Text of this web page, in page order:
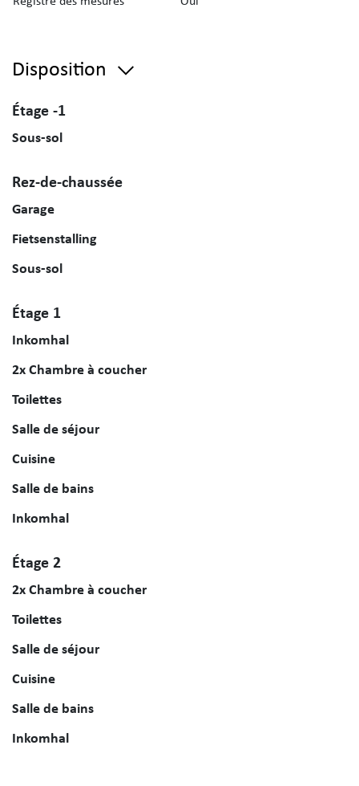
Disposition
Étage -1
Sous-sol
Rez-de-chaussée
Garage
Fietsenstalling
Sous-sol
Étage 1
Inkomhal
2x Chambre à coucher
Toilettes
Salle de séjour
Cuisine
Salle de bains
Inkomhal
Étage 2
2x Chambre à coucher
Toilettes
Salle de séjour
Cuisine
Salle de bains
Inkomhal